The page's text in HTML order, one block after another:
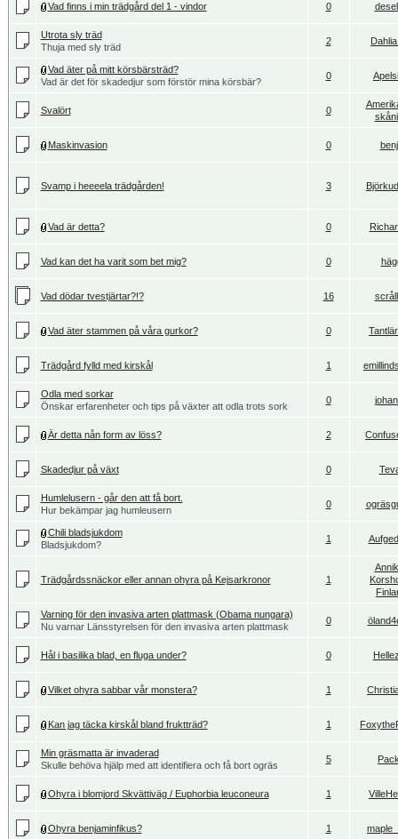
Vad finns i min trädgård del 1 - vindor 0
Utrota sly träd
Thuja med sly träd
2
Vad äter på mitt körsbärsträd?
Vad är det för skadedjur som förstör mina körsbär?
0
Svalört 0
Maskinvasion 0
Svamp i heeeela trädgården! 3
Vad är detta? 0
Vad kan det ha varit som bet mig? 0
Vad dödar tvestjärtar?!? 16
Vad äter stammen på våra gurkor? 0
Trädgård fylld med kirskål 1
Odla med sorkar
Önskar erfarenheter och tips på växter att odla trots sork
0
Är detta nån form av löss? 2
Skadedjur på växt 0
Humlelusern - går den att få bort.
Hur bekämpar jag humleusern
0
Chili bladsjukdom
Bladsjukdom?
1
Trädgårdssnäckor eller annan ohyra på Kejsarkronor 1
Varning för den invasiva arten plattmask (Obama nungara)
Nu varnar Länsstyrelsen för den invasiva arten plattmask
0
Hål i basilika blad, en fluga under? 0
Vilket ohyra sabbar vår monstera? 1
Kan jag täcka kirskål bland fruktträd? 1
Min gräsmatta är invaderad
Skulle behöva hjälp med att identifiera och få bort ogräs
5
Ohyra i blomjord Skvättiväg / Euphorbia leuconeura 1
Ohyra benjaminfikus? 1